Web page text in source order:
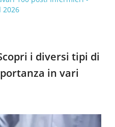
2026
i diversi tipi di
in vari